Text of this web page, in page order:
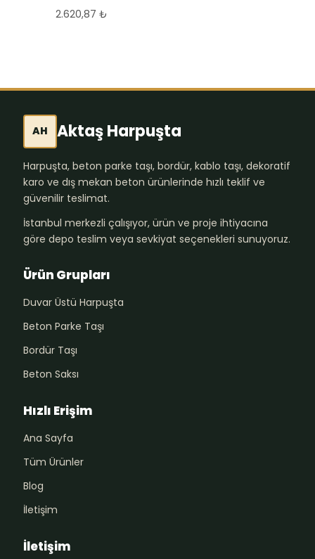
2.620,87 ₺
AH Aktaş Harpuşta
Harpuşta, beton parke taşı, bordür, kablo taşı, dekoratif
karo ve dış mekan beton ürünlerinde hızlı teklif ve
güvenilir teslimat.
İstanbul merkezli çalışıyor, ürün ve proje ihtiyacına
göre depo teslim veya sevkiyat seçenekleri sunuyoruz.
Ürün Grupları
Duvar Üstü Harpuşta
Beton Parke Taşı
Bordür Taşı
Beton Saksı
Hızlı Erişim
Ana Sayfa
Tüm Ürünler
Blog
İletişim
İletişim